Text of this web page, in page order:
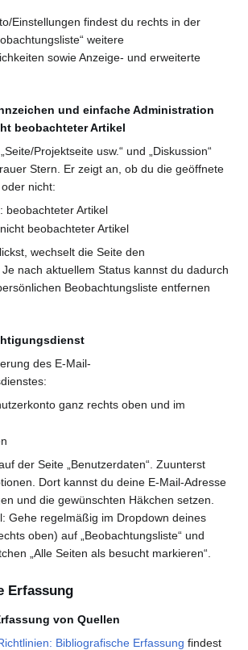
Einstellungen findest du rechts in der
weitere
sowie Anzeige- und erweiterte
und einfache Administration
beobachteter Artikel
Projektseite usw.“ und „Diskussion“
Stern. Er zeigt an, ob du die geöffnete
nicht:
beobachteter Artikel
beobachteter Artikel
wechselt die Seite den
nach aktuellem Status kannst du dadurch
Beobachtungsliste entfernen
des E-Mail-
ganz rechts oben und im
der Seite „Benutzerdaten“. Zuunterst
Dort kannst du deine E-Mail-Adresse
und die gewünschten Häkchen setzen.
Gehe regelmäßig im Dropdown deines
oben) auf „Beobachtungsliste“ und
„Alle Seiten als besucht markieren“.
Erfassung
von Quellen
Bibliografische Erfassung findest